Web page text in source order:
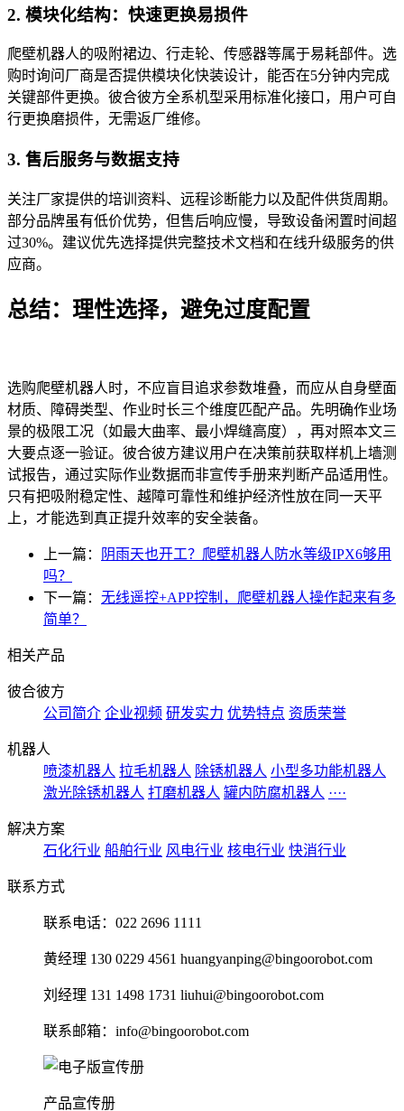
2. 模块化结构：快速更换易损件
爬壁机器人的吸附裙边、行走轮、传感器等属于易耗部件。选
购时询问厂商是否提供模块化快装设计，能否在5分钟内完成
关键部件更换。彼合彼方全系机型采用标准化接口，用户可自
行更换磨损件，无需返厂维修。
3. 售后服务与数据支持
关注厂家提供的培训资料、远程诊断能力以及配件供货周期。
部分品牌虽有低价优势，但售后响应慢，导致设备闲置时间超
过30%。建议优先选择提供完整技术文档和在线升级服务的供
应商。
总结：理性选择，避免过度配置
选购爬壁机器人时，不应盲目追求参数堆叠，而应从自身壁面
材质、障碍类型、作业时长三个维度匹配产品。先明确作业场
景的极限工况（如最大曲率、最小焊缝高度），再对照本文三
大要点逐一验证。彼合彼方建议用户在决策前获取样机上墙测
试报告，通过实际作业数据而非宣传手册来判断产品适用性。
只有把吸附稳定性、越障可靠性和维护经济性放在同一天平
上，才能选到真正提升效率的安全装备。
上一篇：
阴雨天也开工？爬壁机器人防水等级IPX6够用
吗？
下一篇： 无线遥控+APP控制，爬壁机器人操作起来有多
简单？
相关产品
彼合彼方
公司简介 企业视频 研发实力 优势特点 资质荣誉
机器人
喷漆机器人 拉毛机器人 除锈机器人 小型多功能机器人
激光除锈机器人 打磨机器人 罐内防腐机器人 ····
解决方案
石化行业 船舶行业 风电行业 核电行业 快消行业
联系方式
联系电话：022 2696 1111
黄经理 130 0229 4561 huangyanping@bingoorobot.com
刘经理 131 1498 1731 liuhui@bingoorobot.com
联系邮箱：info@bingoorobot.com
产品宣传册